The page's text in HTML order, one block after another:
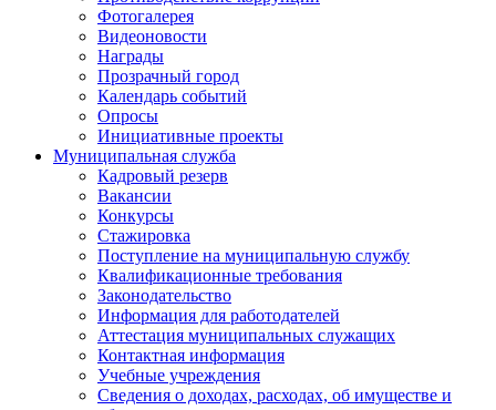
Фотогалерея
Видеоновости
Награды
Прозрачный город
Календарь событий
Опросы
Инициативные проекты
Муниципальная служба
Кадровый резерв
Вакансии
Конкурсы
Стажировка
Поступление на муниципальную службу
Квалификационные требования
Законодательство
Информация для работодателей
Аттестация муниципальных служащих
Контактная информация
Учебные учреждения
Сведения о доходах, расходах, об имуществе и